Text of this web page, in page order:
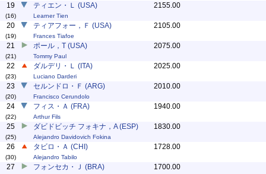
19
(16)
ティエン・Ｌ (USA)
Learner Tien
2155.00
20
(19)
ティアフォー，Ｆ (USA)
Frances Tiafoe
2105.00
21
(21)
ポール，T (USA)
Tommy Paul
2075.00
22
(23)
ダルデリ・Ｌ (ITA)
Luciano Darderi
2025.00
23
(20)
セルンドロ・Ｆ (ARG)
Francisco Cerundolo
2010.00
24
(22)
フィス・Ａ (FRA)
Arthur Fils
1940.00
25
(25)
ダビドビッチ フォキナ，A (ESP)
Alejandro Davidovich Fokina
1830.00
26
(30)
タビロ・Ａ (CHI)
Alejandro Tabilo
1728.00
27 フォンセカ・Ｊ (BRA) 1700.00